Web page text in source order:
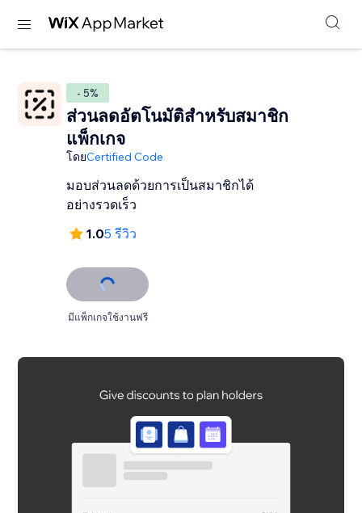
- 5%
ส่วนลดอัตโนมัติสำหรับสมาชิก
แพ็กเกจ
โดยCertified Code
มอบส่วนลดด้วยการเป็นสมาชิกได้
อย่างรวดเร็ว
1.05 รีวิว
มีแพ็กเกจใช้งานฟรี